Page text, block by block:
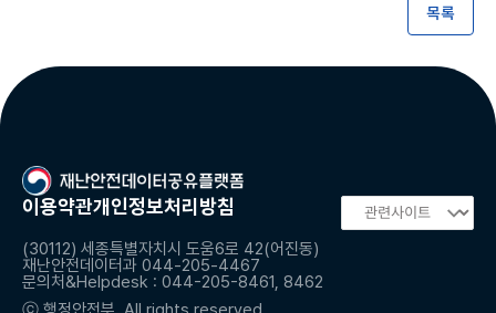
목록
이용약관개인정보처리방침
(30112) 세종특별자치시 도움6로 42(어진동)
재난안전데이터과 044-205-4467
문의처&Helpdesk : 044-205-8461, 8462